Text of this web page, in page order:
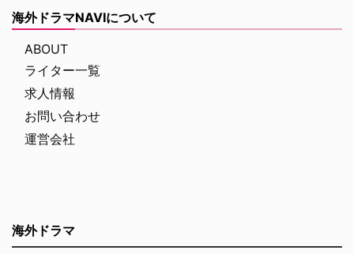
海外ドラマNAVIについて
ABOUT
ライター一覧
求人情報
お問い合わせ
運営会社
海外ドラマ